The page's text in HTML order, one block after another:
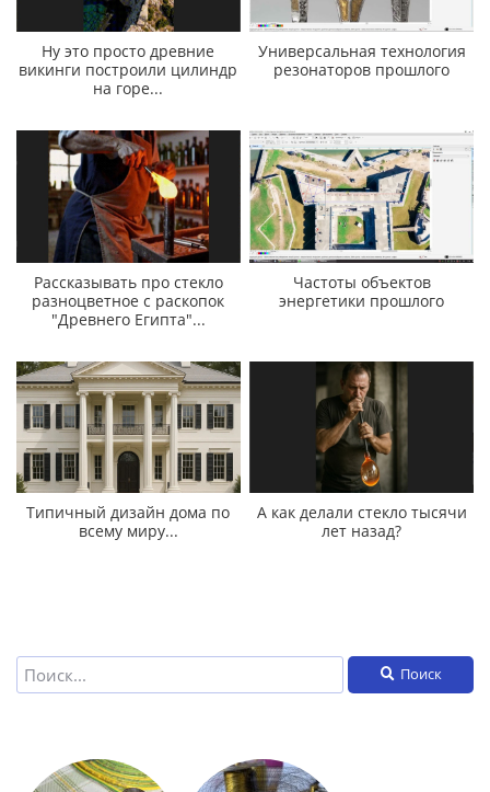
Ну это просто древние
викинги построили цилиндр
на горе...
Универсальная технология
резонаторов прошлого
Рассказывать про стекло
разноцветное с раскопок
"Древнего Египта"...
Частоты объектов
энергетики прошлого
Типичный дизайн дома по
всему миру...
А как делали стекло тысячи
лет назад?
Поиск